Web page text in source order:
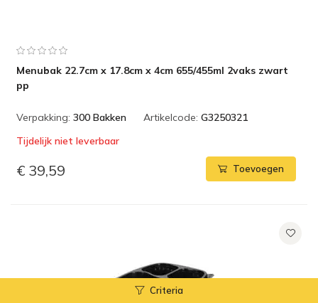
Menubak 22.7cm x 17.8cm x 4cm 655/455ml 2vaks zwart
pp
Verpakking: 300 Bakken Artikelcode: G3250321
Tijdelijk niet leverbaar
€ 39,59 Toevoegen
Criteria